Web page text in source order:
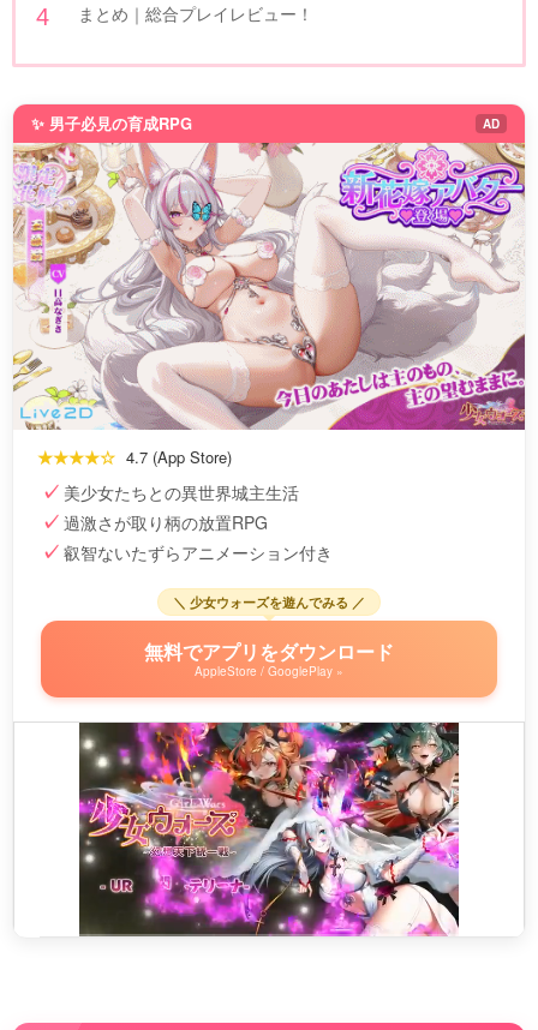
まとめ｜総合プレイレビュー！
✨ 男子必見の育成RPG AD
★★★★☆ 4.7 (App Store)
美少女たちとの異世界城主生活
過激さが取り柄の放置RPG
叡智ないたずらアニメーション付き
＼ 少女ウォーズを遊んでみる ／
無料でアプリをダウンロード
AppleStore / GooglePlay »